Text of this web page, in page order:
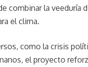
combinar la veeduría
el clima.
como la crisis
el proyecto